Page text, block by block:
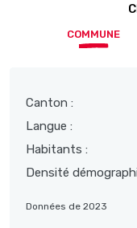
COMMUNE
Canton :
Langue :
Habitants :
Densité
Données de 2023